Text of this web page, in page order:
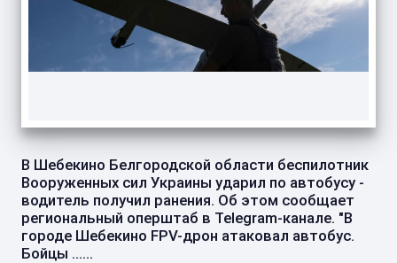
В Шебекино Белгородской области беспилотник
Вооруженных сил Украины ударил по автобусу -
водитель получил ранения. Об этом сообщает
региональный оперштаб в Telegram-канале. "В
городе Шебекино FPV-дрон атаковал автобус.
Бойцы ......